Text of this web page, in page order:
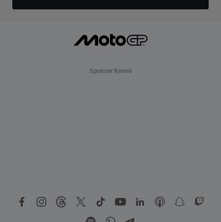
Sponsor Resmi